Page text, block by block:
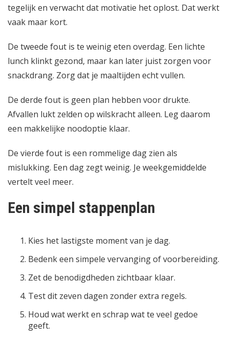
tegelijk en verwacht dat motivatie het oplost. Dat werkt
vaak maar kort.
De tweede fout is te weinig eten overdag. Een lichte
lunch klinkt gezond, maar kan later juist zorgen voor
snackdrang. Zorg dat je maaltijden echt vullen.
De derde fout is geen plan hebben voor drukte.
Afvallen lukt zelden op wilskracht alleen. Leg daarom
een makkelijke noodoptie klaar.
De vierde fout is een rommelige dag zien als
mislukking. Een dag zegt weinig. Je weekgemiddelde
vertelt veel meer.
Een simpel stappenplan
Kies het lastigste moment van je dag.
Bedenk een simpele vervanging of voorbereiding.
Zet de benodigdheden zichtbaar klaar.
Test dit zeven dagen zonder extra regels.
Houd wat werkt en schrap wat te veel gedoe
geeft.